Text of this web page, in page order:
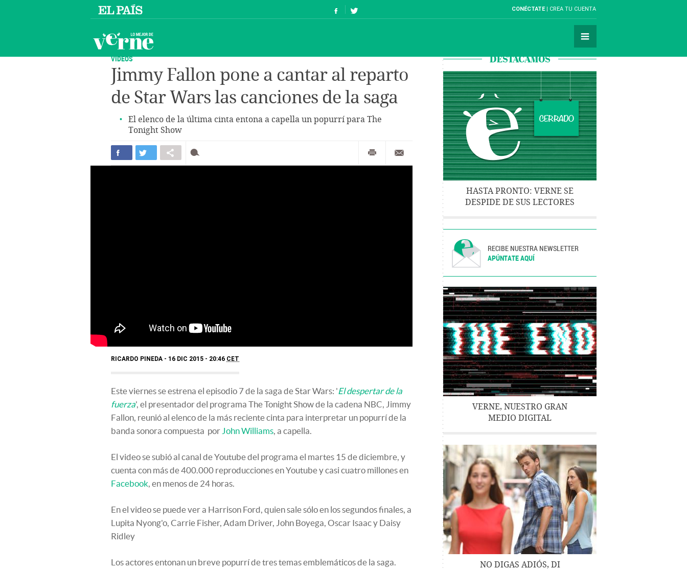
CONÉCTATE CREA TU CUENTA
VÍDEOS
Jimmy Fallon pone a cantar al reparto
de Star Wars las canciones de la saga
El elenco de la última cinta entona a capella un popurrí para The
Tonight Show
RICARDO PINEDA 16 DIC 2015 - 20:46 CET
Este viernes se estrena el episodio 7 de la saga de Star Wars: 'El despertar de la
fuerza', el presentador del programa The Tonight Show de la cadena NBC, Jimmy
Fallon, reunió al elenco de la más reciente cinta para interpretar un popurrí de la
banda sonora compuesta por John Williams, a capella.
El video se subió al canal de Youtube del programa el martes 15 de diciembre, y
cuenta con más de 400.000 reproducciones en Youtube y casi cuatro millones en
Facebook, en menos de 24 horas.
En el video se puede ver a Harrison Ford, quien sale sólo en los segundos finales, a
Lupita Nyong'o, Carrie Fisher, Adam Driver, John Boyega, Oscar Isaac y Daisy
Ridley
Los actores entonan un breve popurrí de tres temas emblemáticos de la saga.
DESTACAMOS
HASTA PRONTO: VERNE SE
DESPIDE DE SUS LECTORES
RECIBE NUESTRA NEWSLETTER
APÚNTATE AQUÍ
VERNE, NUESTRO GRAN
MEDIO DIGITAL
NO DIGAS ADIÓS, DI